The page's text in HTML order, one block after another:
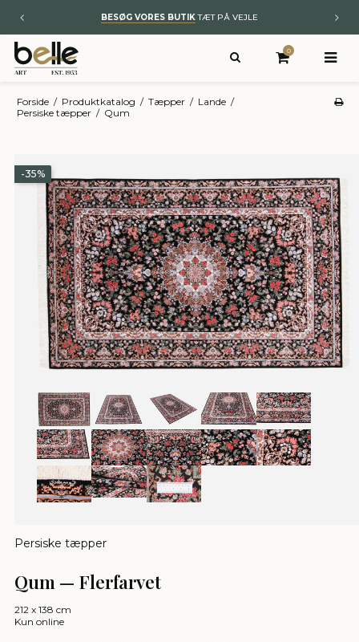
BYT TIL NYT– KUNST OG ÆGTE TÆPPER
0
Forside / Produktkatalog / Tæpper / Lande /
Persiske tæpper / Qum
-35%
Persiske tæpper
Qum — Flerfarvet
212 x 138 cm
Kun online